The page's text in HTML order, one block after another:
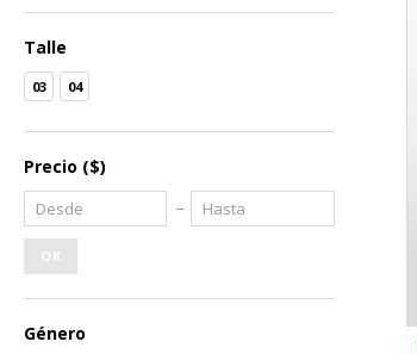
Talle
03 04
Precio ($)
OK
Género